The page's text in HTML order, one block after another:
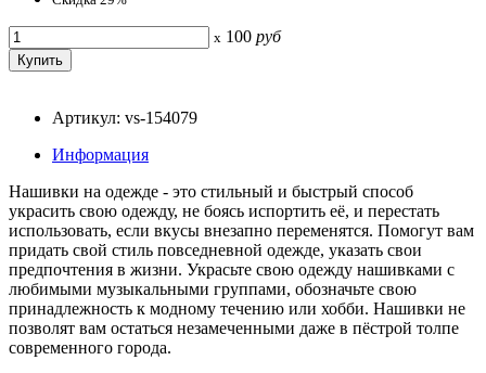
x 100 руб
Артикул: vs-154079
Информация
Нашивки на одежде - это стильный и быстрый способ
украсить свою одежду, не боясь испортить её, и перестать
использовать, если вкусы внезапно переменятся. Помогут вам
придать свой стиль повседневной одежде, указать свои
предпочтения в жизни. Украсьте свою одежду нашивками с
любимыми музыкальными группами, обозначьте свою
принадлежность к модному течению или хобби. Нашивки не
позволят вам остаться незамеченными даже в пёстрой толпе
современного города.